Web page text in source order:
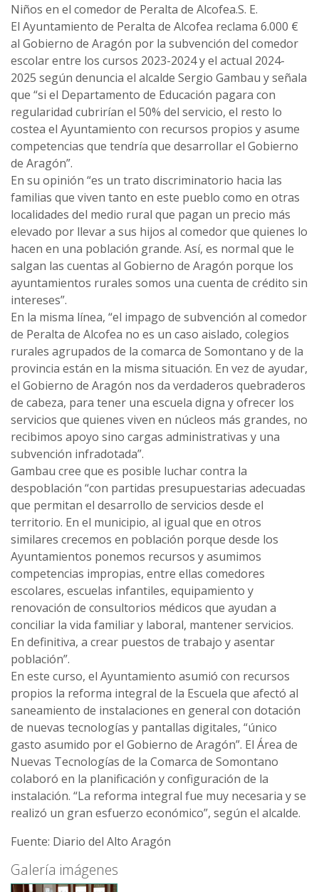
Niños en el comedor de Peralta de Alcofea.S. E.
El Ayuntamiento de Peralta de Alcofea reclama 6.000 €
al Gobierno de Aragón por la subvención del comedor
escolar entre los cursos 2023-2024 y el actual 2024-
2025 según denuncia el alcalde Sergio Gambau y señala
que “si el Departamento de Educación pagara con
regularidad cubrirían el 50% del servicio, el resto lo
costea el Ayuntamiento con recursos propios y asume
competencias que tendría que desarrollar el Gobierno
de Aragón”.
En su opinión “es un trato discriminatorio hacia las
familias que viven tanto en este pueblo como en otras
localidades del medio rural que pagan un precio más
elevado por llevar a sus hijos al comedor que quienes lo
hacen en una población grande. Así, es normal que le
salgan las cuentas al Gobierno de Aragón porque los
ayuntamientos rurales somos una cuenta de crédito sin
intereses”.
En la misma línea, “el impago de subvención al comedor
de Peralta de Alcofea no es un caso aislado, colegios
rurales agrupados de la comarca de Somontano y de la
provincia están en la misma situación. En vez de ayudar,
el Gobierno de Aragón nos da verdaderos quebraderos
de cabeza, para tener una escuela digna y ofrecer los
servicios que quienes viven en núcleos más grandes, no
recibimos apoyo sino cargas administrativas y una
subvención infradotada”.
Gambau cree que es posible luchar contra la
despoblación “con partidas presupuestarias adecuadas
que permitan el desarrollo de servicios desde el
territorio. En el municipio, al igual que en otros
similares crecemos en población porque desde los
Ayuntamientos ponemos recursos y asumimos
competencias impropias, entre ellas comedores
escolares, escuelas infantiles, equipamiento y
renovación de consultorios médicos que ayudan a
conciliar la vida familiar y laboral, mantener servicios.
En definitiva, a crear puestos de trabajo y asentar
población”.
En este curso, el Ayuntamiento asumió con recursos
propios la reforma integral de la Escuela que afectó al
saneamiento de instalaciones en general con dotación
de nuevas tecnologías y pantallas digitales, “único
gasto asumido por el Gobierno de Aragón”. El Área de
Nuevas Tecnologías de la Comarca de Somontano
colaboró en la planificación y configuración de la
instalación. “La reforma integral fue muy necesaria y se
realizó un gran esfuerzo económico”, según el alcalde.
Fuente: Diario del Alto Aragón
Galería imágenes